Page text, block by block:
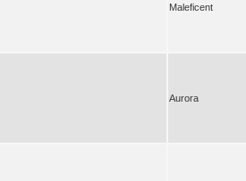
Maleficent
Aurora